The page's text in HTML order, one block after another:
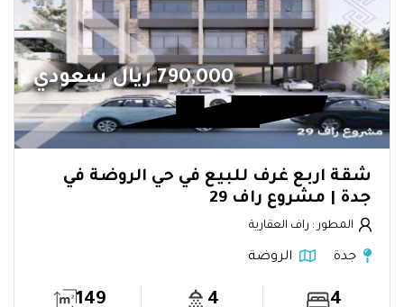
790,000 ريال سعودي
شقة اربع غرف للبيع في حي الروضة في
جدة | مشروع راف 29
المطور : راف العقارية
جدة الروضة
4
4
149